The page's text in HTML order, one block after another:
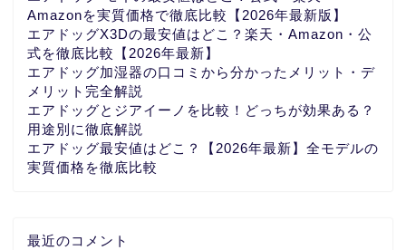
Amazonを実質価格で徹底比較【2026年最新版】
エアドッグX3Dの最安値はどこ？楽天・Amazon・公
式を徹底比較【2026年最新】
エアドッグ加湿器の口コミから分かったメリット・デ
メリット完全解説
エアドッグとジアイーノを比較！どっちが効果ある？
用途別に徹底解説
エアドッグ最安値はどこ？【2026年最新】全モデルの
実質価格を徹底比較
最近のコメント